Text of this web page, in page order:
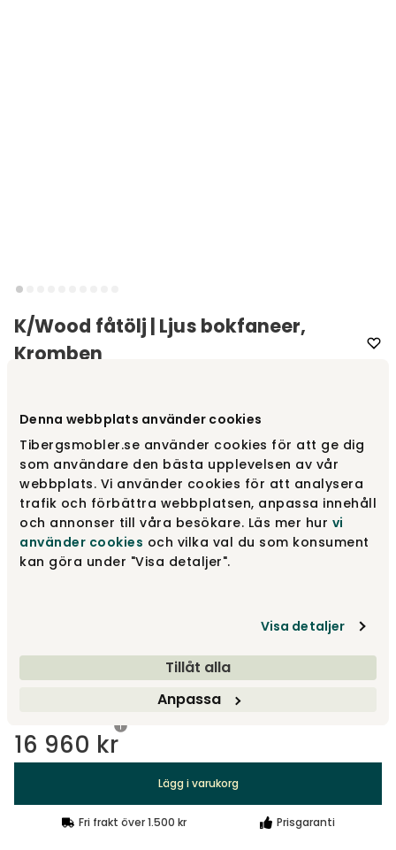
Denna webbplats använder cookies
Tibergsmobler.se använder cookies för att ge dig
som användare den bästa upplevelsen av vår
webbplats. Vi använder cookies för att analysera
trafik och förbättra webbplatsen, anpassa innehåll
och annonser till våra besökare. Läs mer hur vi
använder cookies och vilka val du som konsument
kan göra under "Visa detaljer".
Visa detaljer
Tillåt alla
Anpassa
K/Wood fåtölj | Ljus bokfaneer,
Kromben
Välj utförande
Ljus bokfaneer | Kromben 16 960 kr
Mörk bokfaneer | Svarta ben
16 960 kr
Lägg i varukorg
Fri frakt över 1.500 kr Prisgaranti